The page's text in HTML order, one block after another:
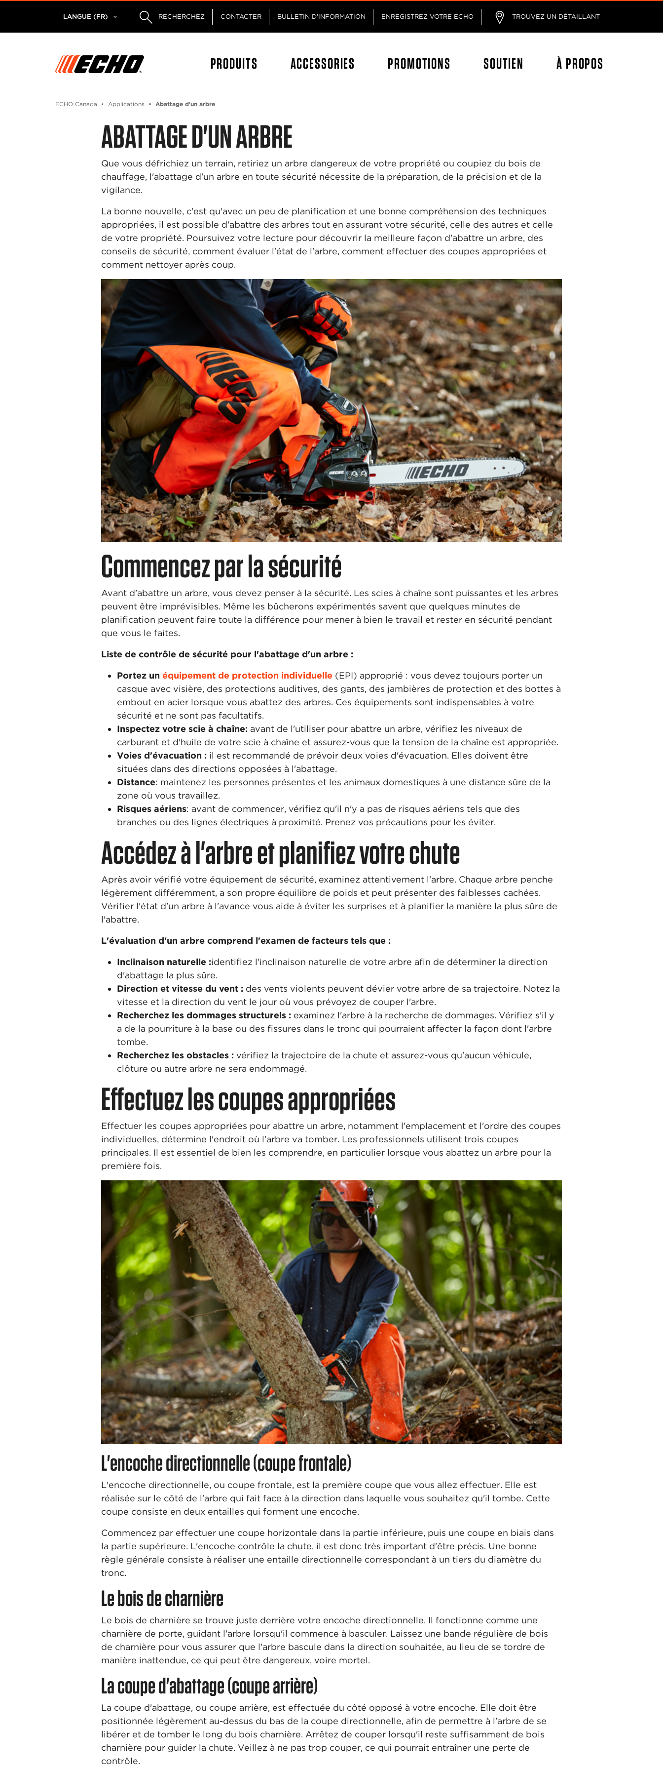
LANGUE (FR) RECHERCHEZ CONTACTER BULLETIN D'INFORMATION ENREGISTREZ VOTRE ECHO TROUVEZ UN DÉTAILLANT
PRODUITS ACCESSORIES PROMOTIONS SOUTIEN À PROPOS
ECHO Canada Applications Abattage d'un arbre
ABATTAGE D'UN ARBRE
Que vous défrichiez un terrain, retiriez un arbre dangereux de votre propriété ou coupiez du bois de
chauffage, l'abattage d'un arbre en toute sécurité nécessite de la préparation, de la précision et de la
vigilance.
La bonne nouvelle, c'est qu'avec un peu de planification et une bonne compréhension des techniques
appropriées, il est possible d'abattre des arbres tout en assurant votre sécurité, celle des autres et celle
de votre propriété. Poursuivez votre lecture pour découvrir la meilleure façon d'abattre un arbre, des
conseils de sécurité, comment évaluer l'état de l'arbre, comment effectuer des coupes appropriées et
comment nettoyer après coup.
Commencez par la sécurité
Avant d'abattre un arbre, vous devez penser à la sécurité. Les scies à chaîne sont puissantes et les arbres
peuvent être imprévisibles. Même les bûcherons expérimentés savent que quelques minutes de
planification peuvent faire toute la différence pour mener à bien le travail et rester en sécurité pendant
que vous le faites.
Liste de contrôle de sécurité pour l'abattage d'un arbre :
Portez unéquipement de protection individuelle (EPI) approprié : vous devez toujours porter un
casque avec visière, des protections auditives, des gants, des jambières de protection et des bottes à
embout en acier lorsque vous abattez des arbres. Ces équipements sont indispensables à votre
sécurité et ne sont pas facultatifs.
Inspectez votre scie à chaîne: avant de l'utiliser pour abattre un arbre, vérifiez les niveaux de
carburant et d'huile de votre scie à chaîne et assurez-vous que la tension de la chaîne est appropriée.
Voies d'évacuation : il est recommandé de prévoir deux voies d'évacuation. Elles doivent être
situées dans des directions opposées à l'abattage.
Distance: maintenez les personnes présentes et les animaux domestiques à une distance sûre de la
zone où vous travaillez.
Risques aériens: avant de commencer, vérifiez qu'il n'y a pas de risques aériens tels que des
branches ou des lignes électriques à proximité. Prenez vos précautions pour les éviter.
Accédez à l'arbre et planifiez votre chute
Après avoir vérifié votre équipement de sécurité, examinez attentivement l'arbre. Chaque arbre penche
légèrement différemment, a son propre équilibre de poids et peut présenter des faiblesses cachées.
Vérifier l'état d'un arbre à l'avance vous aide à éviter les surprises et à planifier la manière la plus sûre de
l'abattre.
L'évaluation d'un arbre comprend l'examen de facteurs tels que :
Inclinaison naturelle :identifiez l'inclinaison naturelle de votre arbre afin de déterminer la direction
d'abattage la plus sûre.
Direction et vitesse du vent : des vents violents peuvent dévier votre arbre de sa trajectoire. Notez la
vitesse et la direction du vent le jour où vous prévoyez de couper l'arbre.
Recherchez les dommages structurels : examinez l'arbre à la recherche de dommages. Vérifiez s'il y
a de la pourriture à la base ou des fissures dans le tronc qui pourraient affecter la façon dont l'arbre
tombe.
Recherchez les obstacles : vérifiez la trajectoire de la chute et assurez-vous qu'aucun véhicule,
clôture ou autre arbre ne sera endommagé.
Effectuez les coupes appropriées
Effectuer les coupes appropriées pour abattre un arbre, notamment l'emplacement et l'ordre des coupes
individuelles, détermine l'endroit où l'arbre va tomber. Les professionnels utilisent trois coupes
principales. Il est essentiel de bien les comprendre, en particulier lorsque vous abattez un arbre pour la
première fois.
L'encoche directionnelle (coupe frontale)
L'encoche directionnelle, ou coupe frontale, est la première coupe que vous allez effectuer. Elle est
réalisée sur le côté de l'arbre qui fait face à la direction dans laquelle vous souhaitez qu'il tombe. Cette
coupe consiste en deux entailles qui forment une encoche.
Commencez par effectuer une coupe horizontale dans la partie inférieure, puis une coupe en biais dans
la partie supérieure. L'encoche contrôle la chute, il est donc très important d'être précis. Une bonne
règle générale consiste à réaliser une entaille directionnelle correspondant à un tiers du diamètre du
tronc.
Le bois de charnière
Le bois de charnière se trouve juste derrière votre encoche directionnelle. Il fonctionne comme une
charnière de porte, guidant l'arbre lorsqu'il commence à basculer. Laissez une bande régulière de bois
de charnière pour vous assurer que l'arbre bascule dans la direction souhaitée, au lieu de se tordre de
manière inattendue, ce qui peut être dangereux, voire mortel.
La coupe d'abattage (coupe arrière)
La coupe d'abattage, ou coupe arrière, est effectuée du côté opposé à votre encoche. Elle doit être
positionnée légèrement au-dessus du bas de la coupe directionnelle, afin de permettre à l'arbre de se
libérer et de tomber le long du bois charnière. Arrêtez de couper lorsqu'il reste suffisamment de bois
charnière pour guider la chute. Veillez à ne pas trop couper, ce qui pourrait entraîner une perte de
contrôle.